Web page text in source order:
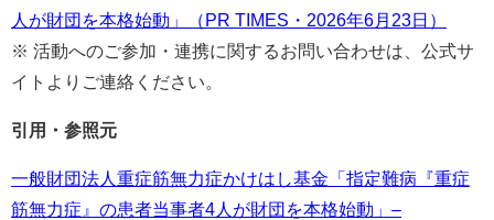
人が財団を本格始動」（PR TIMES・2026年6月23日）
※ 活動へのご参加・連携に関するお問い合わせは、公式サ
イトよりご連絡ください。
引用・参照元
一般財団法人重症筋無力症かけはし基金「指定難病『重症
筋無力症』の患者当事者4人が財団を本格始動」–